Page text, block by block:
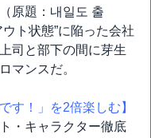
原題：내일도 출
ト状態”に陥った会社
司と部下の間に芽生
マンスだ。
す！」を2倍楽しむ】
・キャラクター徹底